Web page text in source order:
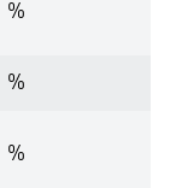
%
%
%